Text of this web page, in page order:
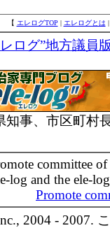
【 エレログTOP | エレログとは
ログ”地方議員
知事、市区町村
committee
log and the ele-
Promote
2004 - 2007.